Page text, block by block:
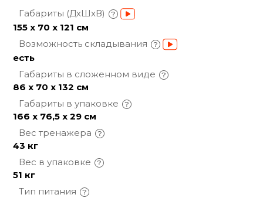
Габариты (ДхШхВ)
155 x 70 x 121 см
Возможность складывания
есть
Габариты в сложенном виде
86 х 70 х 132 см
Габариты в упаковке
166 x 76,5 x 29 см
Вес тренажера
43 кг
Вес в упаковке
51 кг
Тип питания